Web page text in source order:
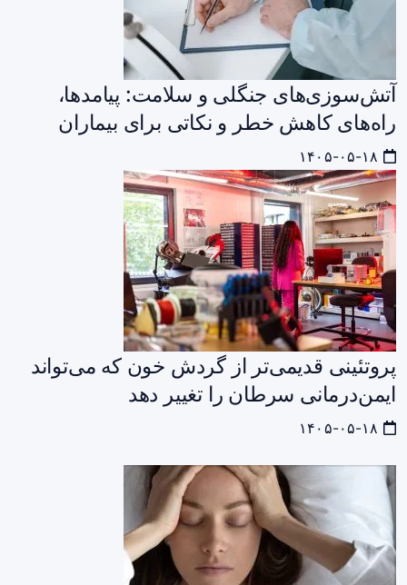
آتش‌سوزی‌های جنگلی و سلامت: پیامدها،
راه‌های کاهش خطر و نکاتی برای بیماران
پروتئینی قدیمی‌تر از گردش خون که می‌تواند
ایمن‌درمانی سرطان را تغییر دهد